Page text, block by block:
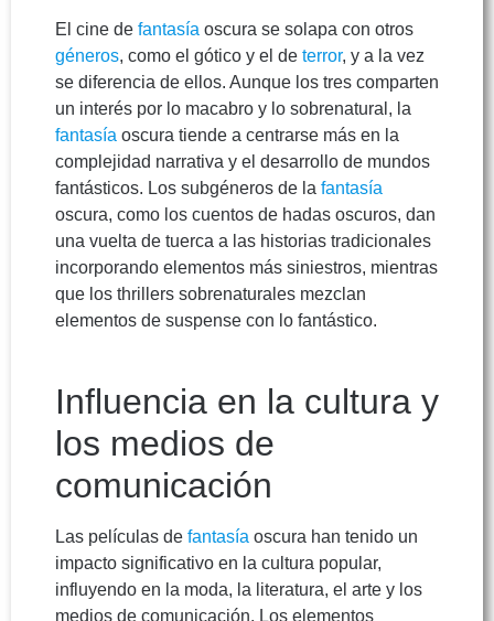
El cine de fantasía oscura se solapa con otros
géneros, como el gótico y el de terror, y a la vez
se diferencia de ellos. Aunque los tres comparten
un interés por lo macabro y lo sobrenatural, la
fantasía oscura tiende a centrarse más en la
complejidad narrativa y el desarrollo de mundos
fantásticos. Los subgéneros de la fantasía
oscura, como los cuentos de hadas oscuros, dan
una vuelta de tuerca a las historias tradicionales
incorporando elementos más siniestros, mientras
que los thrillers sobrenaturales mezclan
elementos de suspense con lo fantástico.
Influencia en la cultura y
los medios de
comunicación
Las películas de fantasía oscura han tenido un
impacto significativo en la cultura popular,
influyendo en la moda, la literatura, el arte y los
medios de comunicación. Los elementos